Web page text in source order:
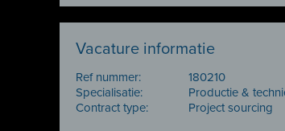
Vacature informatie
Ref nummer:
180210
Specialisatie:
Productie &
Contract type:
Project sourcing